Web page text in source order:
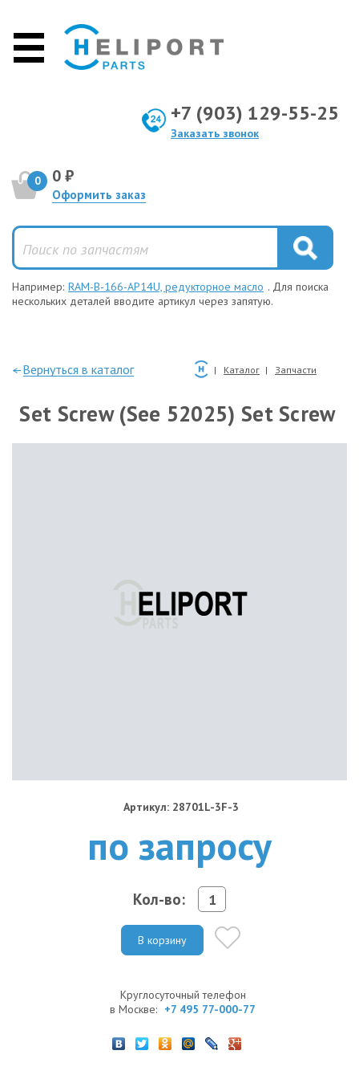
+7 (903) 129-55-25
Заказать звонок
0 0 ₽
Оформить заказ
Например: RAM-B-166-AP14U, редукторное масло . Для поиска
нескольких деталей вводите артикул через запятую.
—Вернуться в каталог Каталог Запчасти
Set Screw (See 52025) Set Screw
Артикул: 28701L-3F-3
по запросу
Кол-во:
В корзину
Круглосуточный телефон
в Москве: +7 495 77-000-77